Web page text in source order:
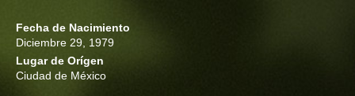
Fecha de Nacimiento
Diciembre 29, 1979
Lugar de Orígen
Ciudad de México